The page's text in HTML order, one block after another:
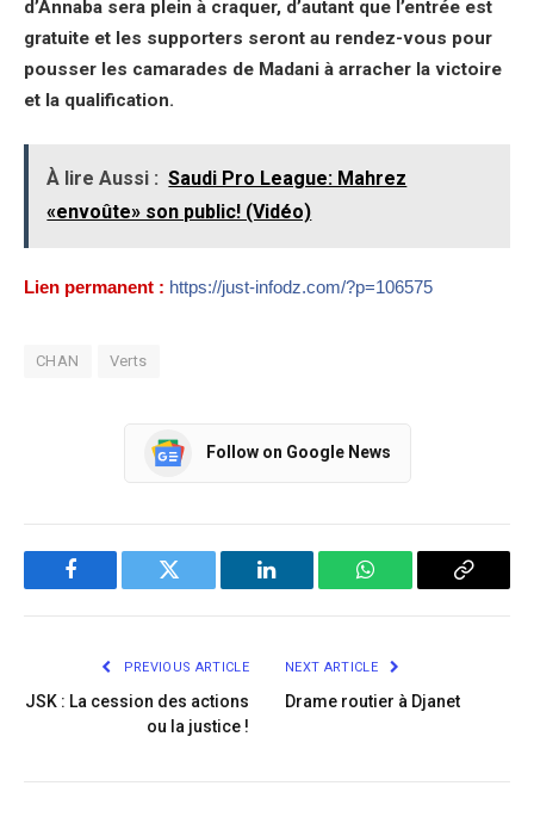
d’Annaba sera plein à craquer, d’autant que l’entrée est
gratuite et les supporters seront au rendez-vous pour
pousser les camarades de Madani à arracher la victoire
et la qualification.
À lire Aussi : Saudi Pro League: Mahrez
«envoûte» son public! (Vidéo)
Lien permanent : https://just-infodz.com/?p=106575
CHAN Verts
Follow on Google News
Facebook Twitter LinkedIn WhatsApp Copy
PREVIOUS ARTICLE
JSK : La cession des actions
ou la justice !
NEXT ARTICLE
Drame routier à Djanet